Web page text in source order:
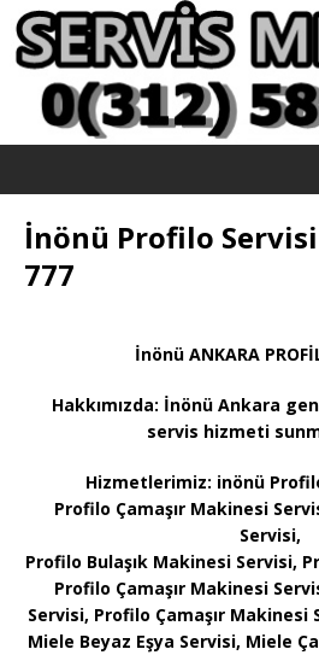
İnönü Profilo Servisi
777
İnönü ANKARA
Hakkımızda: İnönü Ankara
servis hizmeti
Hizmetlerimiz: inönü
Profilo Çamaşır Makinesi
Servisi,
Profilo Bulaşık Makinesi Servisi,
Profilo Çamaşır Makinesi
Servisi, Profilo Çamaşır Makinesi
Miele Beyaz Eşya Servisi, Miele